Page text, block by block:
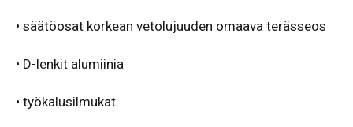
• säätöosat korkean vetolujuuden omaava terässeos
• D-lenkit alumiinia
• työkalusilmukat